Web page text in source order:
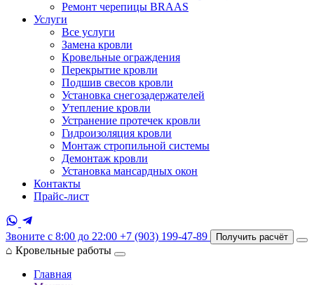
Ремонт черепицы BRAAS
Услуги
Все услуги
Замена кровли
Кровельные ограждения
Перекрытие кровли
Подшив свесов кровли
Установка снегозадержателей
Утепление кровли
Устранение протечек кровли
Гидроизоляция кровли
Монтаж стропильной системы
Демонтаж кровли
Установка мансардных окон
Контакты
Прайс-лист
Звоните с 8:00 до 22:00 +7 (903) 199-47-89 Получить расчёт
⌂ Кровельные работы
Главная